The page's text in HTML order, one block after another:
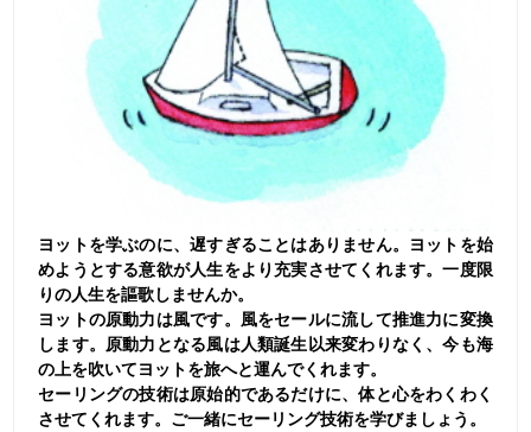
ヨットを学ぶのに、遅すぎることはありません。ヨットを始
めようとする意欲が人生をより充実させてくれます。一度限
りの人生を謳歌しませんか。
ヨットの原動力は風です。風をセールに流して推進力に変換
します。原動力となる風は人類誕生以来変わりなく、今も海
の上を吹いてヨットを旅へと運んでくれます。
セーリングの技術は原始的であるだけに、体と心をわくわく
させてくれます。ご一緒にセーリング技術を学びましょう。